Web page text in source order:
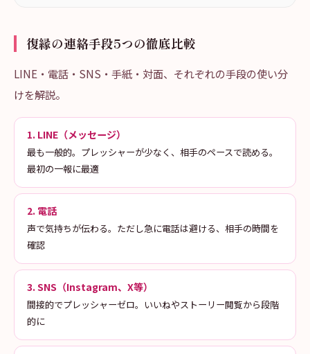
復縁の連絡手段5つの徹底比較
LINE・電話・SNS・手紙・対面、それぞれの手段の使い分
けを解説。
1. LINE（メッセージ）
最も一般的。プレッシャーが少なく、相手のペースで読める。
最初の一報に最適
2. 電話
声で気持ちが伝わる。ただし急に電話は避ける、相手の時間を
確認
3. SNS（Instagram、X等）
間接的でプレッシャーゼロ。いいねやストーリー閲覧から段階
的に